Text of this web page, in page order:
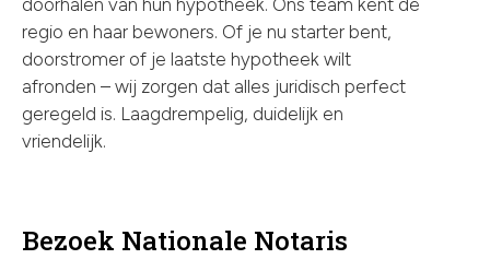
doorhalen van hun hypotheek. Ons team kent de
regio en haar bewoners. Of je nu starter bent,
doorstromer of je laatste hypotheek wilt
afronden – wij zorgen dat alles juridisch perfect
geregeld is. Laagdrempelig, duidelijk en
vriendelijk.
Bezoek Nationale Notaris